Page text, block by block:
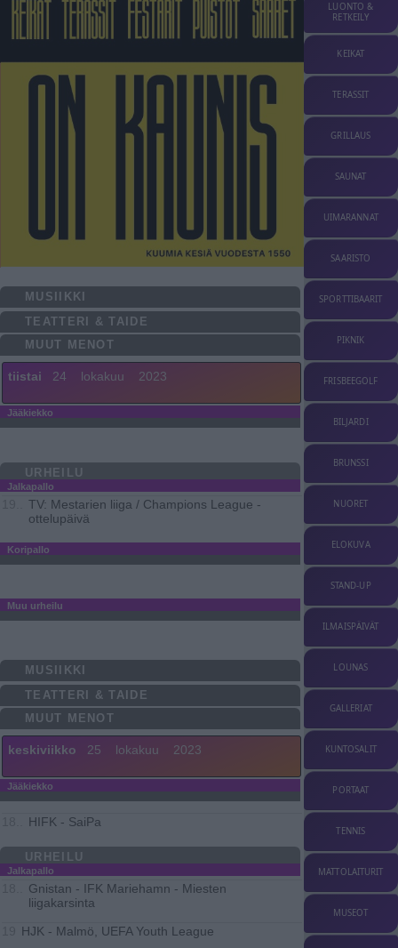
MUSIIKKI
TEATTERI & TAIDE
MUUT MENOT
tiistai 24 lokakuu 2023
Jääkiekko
URHEILU
Jalkapallo
TV: Mestarien liiga / Champions League -
ottelupäivä
Koripallo
Muu urheilu
MUSIIKKI
TEATTERI & TAIDE
MUUT MENOT
keskiviikko 25 lokakuu 2023
Jääkiekko
HIFK - SaiPa
URHEILU
Jalkapallo
Gnistan - IFK Mariehamn - Miesten
liigakarsinta
HJK - Malmö, UEFA Youth League
LUONTO &
RETKEILY
KEIKAT
TERASSIT
GRILLAUS
SAUNAT
UIMARANNAT
SAARISTO
SPORTTIBAARIT
PIKNIK
FRISBEEGOLF
BILJARDI
BRUNSSI
NUORET
ELOKUVA
STAND-UP
ILMAISPÄIVÄT
LOUNAS
GALLERIAT
KUNTOSALIT
PORTAAT
TENNIS
MATTOLAITURIT
MUSEOT